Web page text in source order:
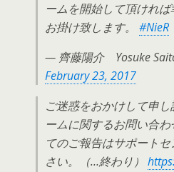
ームを開始して頂けれ
お掛け致します。 #NieR
— 齊藤陽介 Yosuke
February 23, 2017
ご迷惑をおかけして申
ームに関するお問い合
てのご報告はサポート
さい。（…終わり）